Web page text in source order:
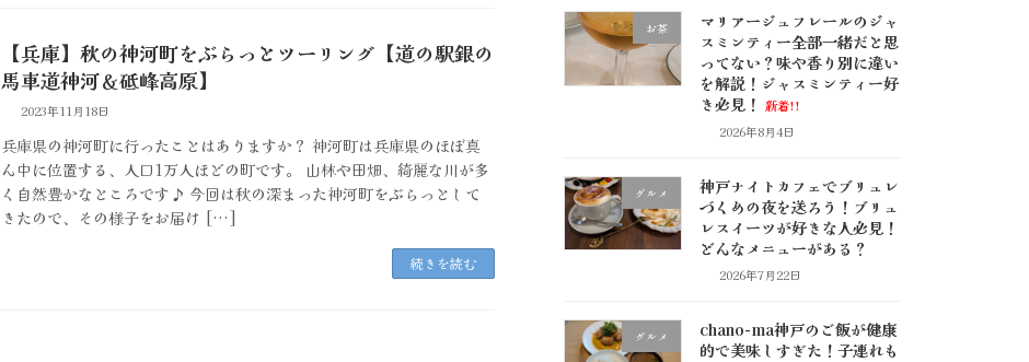
【兵庫】秋の神河町をぶらっとツーリング【道の駅銀の
馬車道神河＆砥峰高原】
2023年11月18日
兵庫県の神河町に行ったことはありますか？ 神河町は兵庫県のほぼ真
ん中に位置する、人口1万人ほどの町です。 山林や田畑、綺麗な川が多
く自然豊かなところです♪ 今回は秋の深まった神河町をぶらっとして
きたので、その様子をお届け […]
続きを読む
お茶
マリアージュフレールのジャ
スミンティー全部一緒だと思
ってない？味や香り別に違い
を解説！ジャスミンティー好
き必見！ 新着!!
2026年8月4日
グルメ
神戸ナイトカフェでブリュレ
づくめの夜を送ろう！ブリュ
レスイーツが好きな人必見！
どんなメニューがある？
2026年7月22日
グルメ
chano-ma神戸のご飯が健康
的で美味しすぎた！子連れも